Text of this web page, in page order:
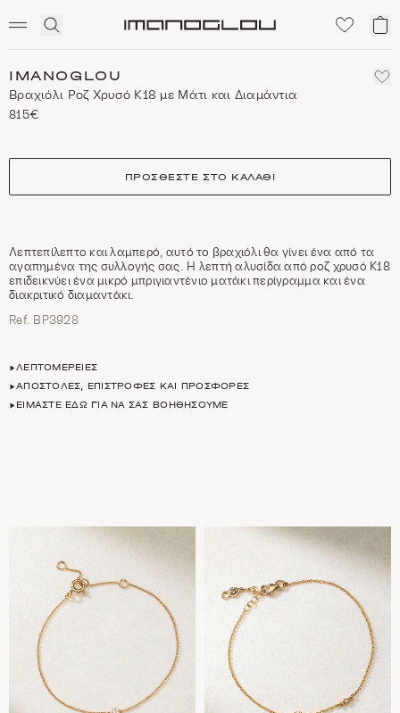
Click
search
Το
IMANOGLOU
Βραχιόλι Ροζ Χρυσό Κ18 με Μάτι και Διαμάντια
815€
size
ΠΡΟΣΘΈΣΤΕ ΣΤΟ ΚΑΛΆΘΙ
Λεπτεπίλεπτο και λαμπερό, αυτό το βραχιόλι θα γίνει ένα από τα
αγαπημένα της συλλογής σας. Η λεπτή αλυσίδα από ροζ χρυσό Κ18
επιδεικνύει ένα μικρό μπριγιαντένιο ματάκι περίγραμμα και ένα
διακριτικό διαμαντάκι.
Ref. ΒΡ3928
ΛΕΠΤΟΜΈΡΕΙΕΣ
ΑΠΟΣΤΟΛΈΣ, ΕΠΙΣΤΡΟΦΈΣ ΚΑΙ ΠΡΟΣΦΟΡΈΣ
ΕΊΜΑΣΤΕ ΕΔΏ ΓΙΑ ΝΑ ΣΑΣ ΒΟΗΘΉΣΟΥΜΕ